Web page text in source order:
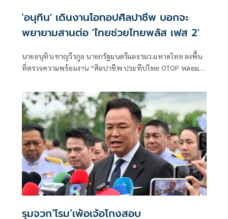
'อนุทิน' เดินงานโอทอปศิลปาชีพ บอกจะ
พยายามสานต่อ 'ไทยช่วยไทยพลัส เฟส 2'
นายอนุทิน ชาญวีรกูล นายกรัฐมนตรีและรมว.มหาดไทย ลงพื้น
ที่ตรวจความพร้อมงาน “ศิลปาชีพ ประทีปไทย OTOP หลอม
สิงหาคม นี้ ณ อาคารชาเลนเจอร์ 1–3 อิมแพ็ค เมืองทองธานี ซึ่ง
นายกรัฐมนตรีจะเดินทางมาเปิดงานอย่างเป็นทางการ ในวัน
จันทร์ที่ 10 สิงหาคม
รุมจวก‘โรม’เพ้อเจ้อโกงสอบ